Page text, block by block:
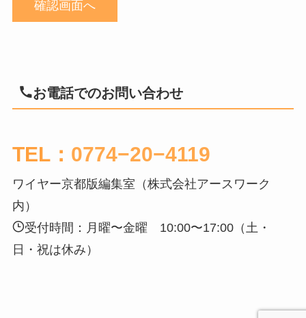
お電話でのお問い合わせ
TEL： 0774−20−4119
ワイヤー京都版編集室（株式会社アースワーク
内）
受付時間：月曜〜金曜 10:00〜17:00（土・
日・祝は休み）